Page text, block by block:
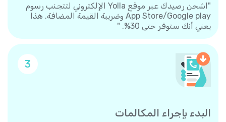
"اشحن رصيدك عبر موقع Yolla الإلكتروني لتتجنب رسوم
App Store/Google play وضريبة القيمة المضافة. هذا
يعني أنك ستوفر حتى 30%. "
3
البدء بإجراء المكالمات